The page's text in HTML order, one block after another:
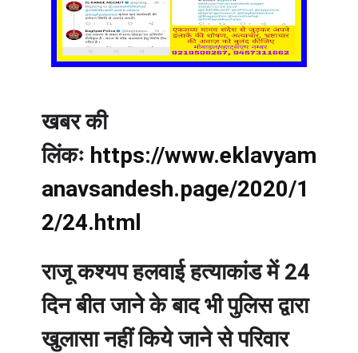
खबर की
लिंकः https://www.eklavyam
anavsandesh.page/2020/1
2/24.html
राजू कश्यप हलवाई हत्याकांड में 24
दिन बीत जाने के बाद भी पुलिस द्वारा
खुलासा नहीं किये जाने से परिवार